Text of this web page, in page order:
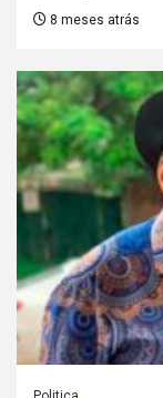
8 meses atrás